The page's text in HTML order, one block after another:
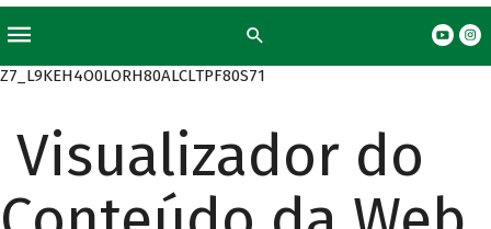
Z7_L9KEH4O0LORH80ALCLTPF80S71
Visualizador do